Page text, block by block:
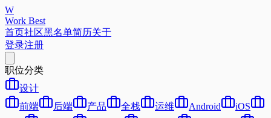
W
Work Best
首页社区黑名单简历关于
登录注册
职位分类
设计
前端
后端 产品 全栈 运维 Android
iOS